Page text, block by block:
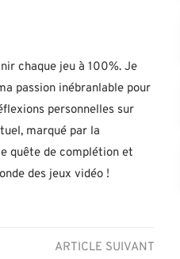
chaque jeu à 100%. Je
passion inébranlable pour
personnelles sur
marqué par la
quête de complétion et
des jeux vidéo !
ARTICLE SUIVANT